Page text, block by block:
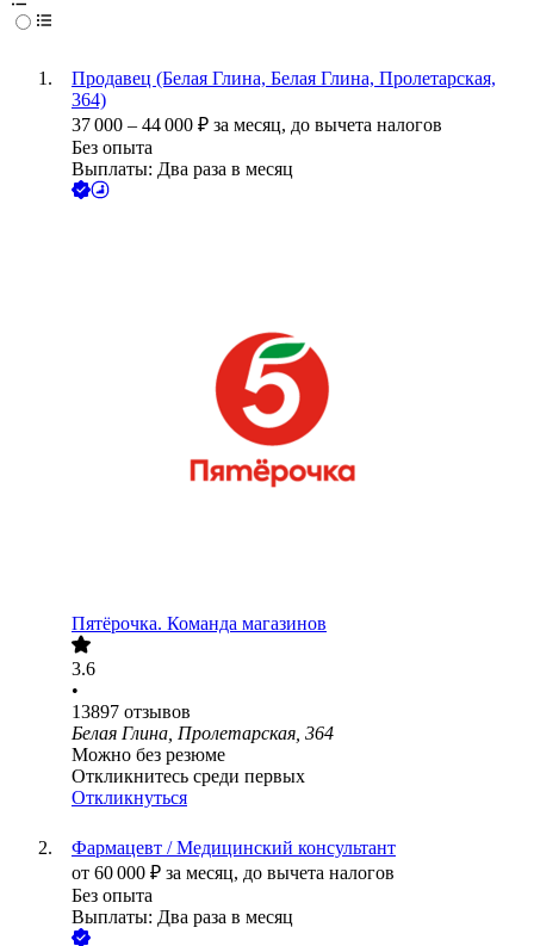
Продавец (Белая Глина, Белая Глина, Пролетарская,
364)
37 000 – 44 000 ₽ за месяц, до вычета налогов
Без опыта
Выплаты: Два раза в месяц
Пятёрочка. Команда магазинов
3.6
•
13897 отзывов
Белая Глина, Пролетарская, 364
Можно без резюме
Откликнитесь среди первых
Откликнуться
Фармацевт / Медицинский консультант
от 60 000 ₽ за месяц, до вычета налогов
Без опыта
Выплаты: Два раза в месяц